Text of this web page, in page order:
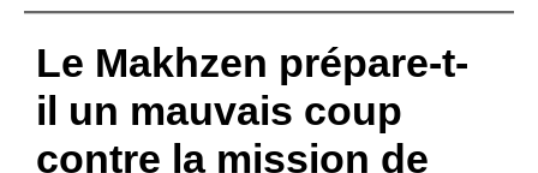
Le Makhzen prépare-t-
il un mauvais coup
contre la mission de